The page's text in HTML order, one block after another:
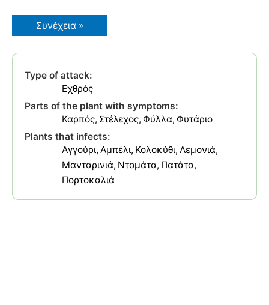
Ψευδόκοκκος
Συνέχεια »
Type of attack:
Εχθρός
Parts of the plant with symptoms:
Καρπός Στέλεχος Φύλλα Φυτάριο
Plants that infects:
Αγγούρι Αμπέλι Κολοκύθι Λεμονιά
Μανταρινιά Ντομάτα Πατάτα
Πορτοκαλιά